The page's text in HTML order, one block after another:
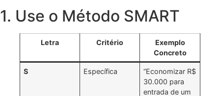
1. Use o Método SMART
Letra Critério
Exemplo
Concreto
S Específica
“Economizar R$
30.000 para
entrada de um